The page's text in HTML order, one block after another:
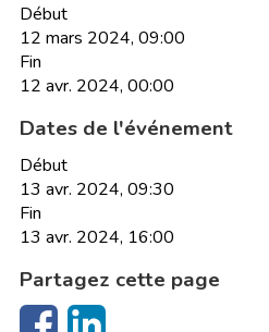
Début
12 mars 2024, 09:00
Fin
12 avr. 2024, 00:00
Dates de l'événement
Début
13 avr. 2024, 09:30
Fin
13 avr. 2024, 16:00
Partagez cette page